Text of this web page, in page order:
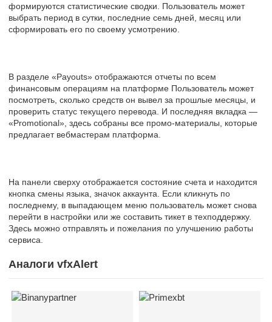
формируются статистические сводки. Пользователь может
выбрать период в сутки, последние семь дней, месяц или
сформировать его по своему усмотрению.
В разделе «Payouts» отображаются отчеты по всем
финансовым операциям на платформе Пользователь может
посмотреть, сколько средств он вывел за прошлые месяцы, и
проверить статус текущего перевода. И последняя вкладка —
«Promotional», здесь собраны все промо-материалы, которые
предлагает вебмастерам платформа.
На панели сверху отображается состояние счета и находится
кнопка смены языка, значок аккаунта. Если кликнуть по
последнему, в выпадающем меню пользователь может снова
перейти в настройки или же составить тикет в техподдержку.
Здесь можно отправлять и пожелания по улучшению работы
сервиса.
Аналоги vfxAlert